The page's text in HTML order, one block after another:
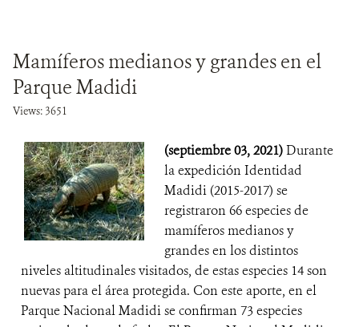
Mamíferos medianos y grandes en el
Parque Madidi
Views: 3651
(septiembre 03, 2021)Durante
la expedición Identidad
Madidi (2015-2017) se
registraron 66 especies de
mamíferos medianos y
grandes en los distintos
niveles altitudinales visitados, de estas especies 14 son
nuevas para el área protegida. Con este aporte, en el
Parque Nacional Madidi se confirman 73 especies